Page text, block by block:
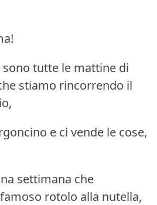
sono tutte le mattine di
stiamo rincorrendo il
e ci vende le cose,
settimana che
rotolo alla nutella,